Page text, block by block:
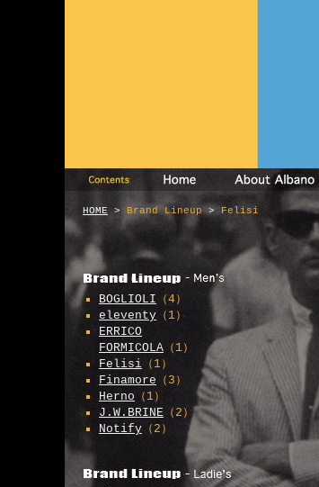
HOME > Brand Lineup > Felisi
BOGLIOLI （4）
eleventy （1）
ERRICO
FORMICOLA （1）
Felisi （1）
Finamore （3）
Herno （1）
J.W.BRINE （2）
Notify （2）